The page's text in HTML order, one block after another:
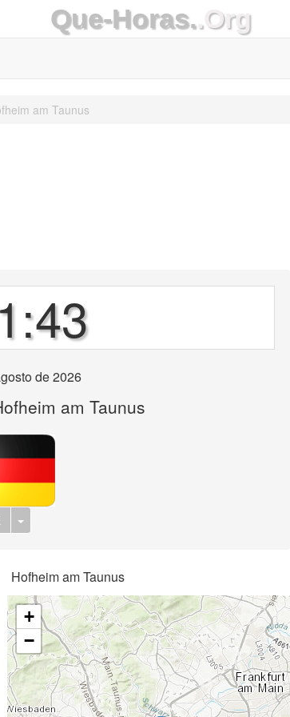
Que-Horas..Org
am Taunus
de 2026
am Taunus
Toggle Dropdown
Hofheim am Taunus
+
−